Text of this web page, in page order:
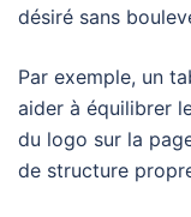
désiré sans
Par exemple, un
aider à équilibrer
du logo sur la
de structure